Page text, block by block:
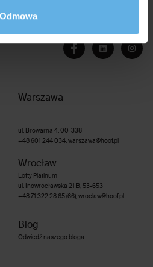
Odmowa
Warszawa
ul. Browarna 4, 00-338
+48 601 244 034, warszawa@hoof.pl
Wrocław
Lofty Platinum
ul. Inowrocławska 21 B, 53-653
+48 71 322 28 65 (66) , wroclaw@hoof.pl
Blog
Odwiedź naszego bloga